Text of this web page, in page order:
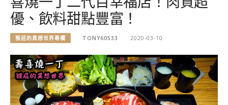
優、飲料甜點豐富！
猴屁的異想世界專欄 TONY60533 2020-03-10